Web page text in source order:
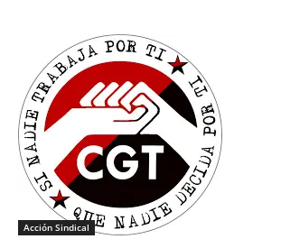
Acción Sindical